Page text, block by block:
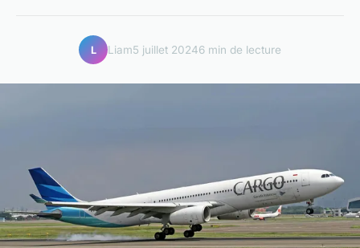
L Liam5 juillet 20246 min de lecture